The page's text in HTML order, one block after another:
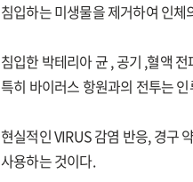
침입하는 미생물을 제거하여 인
침입한 박테리아 균 , 공기 ,혈액
특히 바이러스 항원과의 전투는
현실적인 VIRUS 감염 반응, 경구
사용하는 것이다.